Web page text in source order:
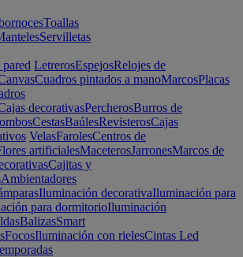
Toallas
Servilletas
LetrerosEspejosRelojes de
Cuadros pintados a manoMarcosPlacas
decorativasPercherosBurros de
CestasBaúlesRevisterosCajas
VelasFarolesCentros de
artificialesMaceterosJarronesMarcos de
Cajitas y
Ambientadores
Iluminación decorativaIluminación para
para dormitorioIluminación
BalizasSmart
FocosIluminación con rielesCintas Led